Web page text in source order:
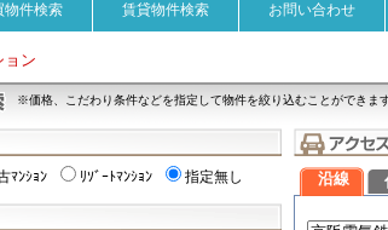
物件検索 賃貸物件検索 お問い合わせ
ョン
※価格、こだわり条件などを指定して物件を絞り込むことができます
ﾏﾝｼｮﾝ ﾘｿﾞｰﾄﾏﾝｼｮﾝ 指定無し 沿線